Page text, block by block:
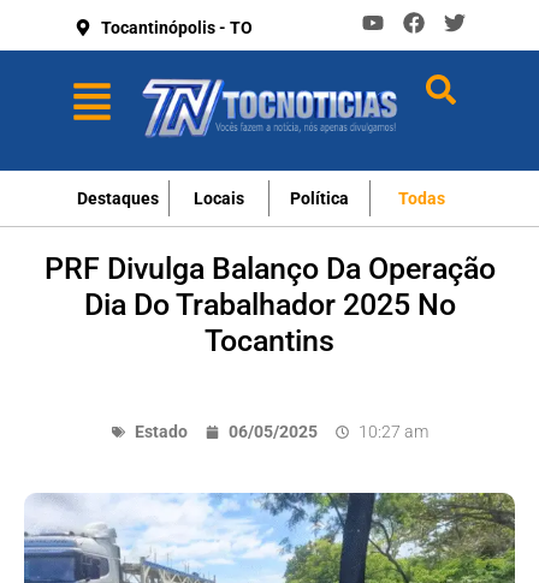
Tocantinópolis - TO
Destaques Locais Política Todas
PRF Divulga Balanço Da Operação
Dia Do Trabalhador 2025 No
Tocantins
Estado 06/05/2025 10:27 am